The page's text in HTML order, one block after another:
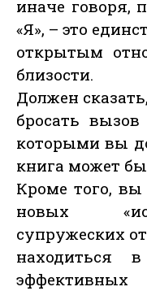
иначе говоря,
«Я», – это
открытым
близости.
Должен
бросать
которыми вы
книга может
Кроме того, вы
новых
супружеских
находиться